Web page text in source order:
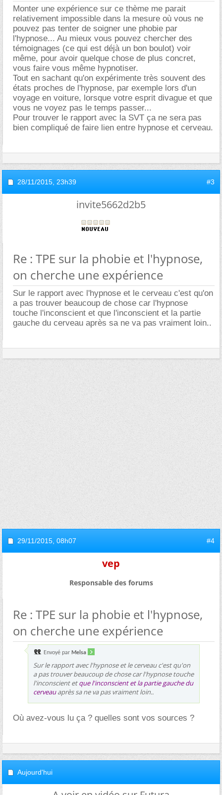
Monter une expérience sur ce thème me parait
relativement impossible dans la mesure où vous ne
pouvez pas tenter de soigner une phobie par
l'hypnose... Au mieux vous pouvez chercher des
témoignages (ce qui est déjà un bon boulot) voir
même, pour avoir quelque chose de plus concret,
vous faire vous même hypnotiser.
Tout en sachant qu'on expérimente très souvent des
états proches de l'hypnose, par exemple lors d'un
voyage en voiture, lorsque votre esprit divague et que
vous ne voyez pas le temps passer...
Pour trouver le rapport avec la SVT ça ne sera pas
bien compliqué de faire lien entre hypnose et cerveau.
28/11/2015, 23h39 #3
invite5662d2b5
Re : TPE sur la phobie et l'hypnose,
on cherche une expérience
Sur le rapport avec l'hypnose et le cerveau c'est qu'on
a pas trouver beaucoup de chose car l'hypnose
touche l'inconscient et que l'inconscient et la partie
gauche du cerveau après sa ne va pas vraiment loin..
29/11/2015, 08h07 #4
vep
Responsable des forums
Re : TPE sur la phobie et l'hypnose,
on cherche une expérience
Envoyé par Melsa
Sur le rapport avec l'hypnose et le cerveau c'est qu'on
a pas trouver beaucoup de chose car l'hypnose touche
l'inconscient etque l'inconscient et la partie gauche du
cerveauaprès sa ne va pas vraiment loin..
Où avez-vous lu ça ? quelles sont vos sources ?
Aujourd'hui